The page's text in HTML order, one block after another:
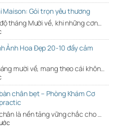
Maison: Gói trọn yêu thương
tháng Mười về, khi những cơn…
Ảnh Hoa Đẹp 20-10 đầy cảm
mười về, mang theo cái khôn…
chân bẹt – Phòng Khám Cơ
là nền tảng vững chắc cho …